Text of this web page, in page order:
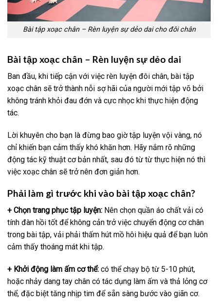
Bài tập xoạc chân – Rèn luyện sự dẻo dai cho đôi chân
Bài tập xoạc chân – Rèn luyện sự dẻo dai
Ban đầu, khi tiếp cận với việc rèn luyện đôi chân, bài tập
xoạc chân sẽ trở thành nỗi sợ hãi của người mới tập võ bởi
không tránh khỏi đau đớn và cực nhọc khi thực hiện động
tác.
Lời khuyên cho bạn là đừng bao giờ tập luyện vội vàng, nó
chỉ khiến bạn cảm thấy khó khăn hơn. Hãy nắm rõ những
động tác kỹ thuật cơ bản nhất, sau đó từ từ thực hiện nó thì
việc xoạc chân sẽ trở nên đơn giản hơn.
Phải làm gì trước khi vào bài tập xoạc chân?
+ Chọn trang phục tập luyện: Nên chọn quần áo chất vải có
tính đàn hồi tốt để không cản trở việc chuyển động cơ chân
trong bài tập, vải phải thấm hút mồ hôi hiệu quả để bạn luôn
cảm thấy thoáng mát khi tập.
+ Khởi động làm ấm cơ thể: có thể chạy bộ từ 5-10 phút,
hoặc nhảy dang tay chân có tác dụng làm ấm và thả lỏng cơ
thể, đặc biệt tăng nhịp tim để sẵn sàng bước vào giãn cơ.